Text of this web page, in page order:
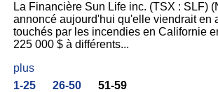
La Financière Sun Life inc. (TSX : SLF)
annoncé aujourd'hui qu'elle viendrait en
touchés par les incendies en Californie
225 000 $ à différents...
plus
1-25
26-50 51-59